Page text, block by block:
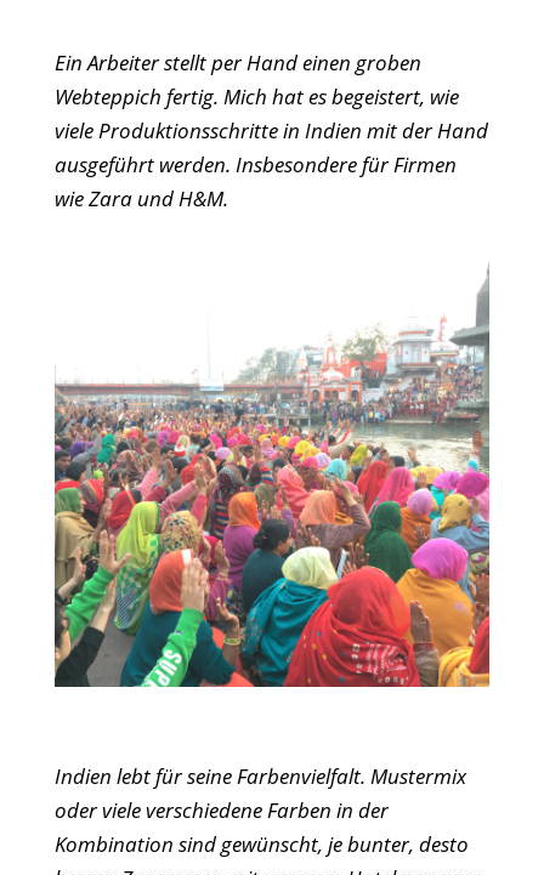
Ein Arbeiter stellt per Hand einen groben
Webteppich fertig. Mich hat es begeistert, wie
viele Produktionsschritte in Indien mit der Hand
ausgeführt werden. Insbesondere für Firmen
wie Zara und H&M.
Indien lebt für seine Farbenvielfalt. Mustermix
oder viele verschiedene Farben in der
Kombination sind gewünscht, je bunter, desto